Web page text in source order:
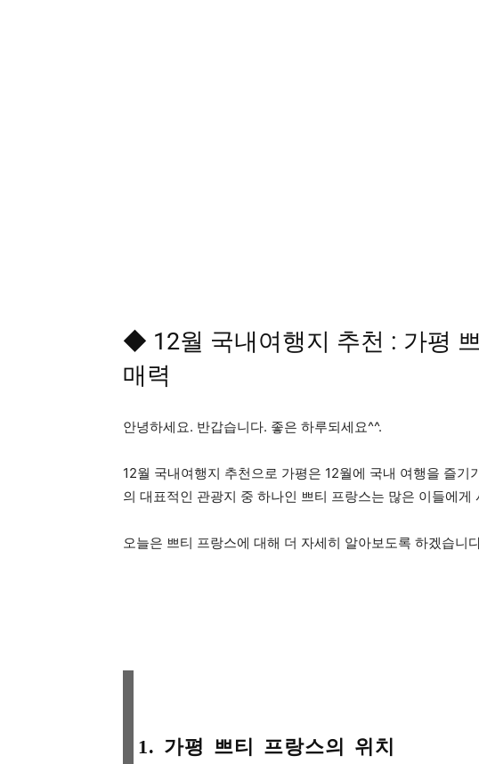
◆ 12월 국내여행지 추천 : 가평
매력
안녕하세요. 반갑습니다. 좋은 하루되세요^^.
12월 국내여행지 추천으로 가평은 12월에 국내 여행을 즐기
의 대표적인 관광지 중 하나인 쁘티 프랑스는 많은 이들에게
오늘은 쁘티 프랑스에 대해 더 자세히 알아보도록 하겠습니
1. 가평 쁘티 프랑스의 위치